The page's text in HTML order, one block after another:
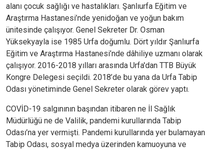
alanı çocuk sağlığı ve hastalıkları. Şanlıurfa Eğitim ve
Araştırma Hastanesi’nde yenidoğan ve yoğun bakım
ünitesinde çalışıyor. Genel Sekreter Dr. Osman
Yüksekyayla ise 1985 Urfa doğumlu. Dört yıldır Şanlıurfa
Eğitim ve Araştırma Hastanesi’nde dâhiliye uzmanı olarak
çalışıyor. 2016-2018 yılları arasında Urfa'dan TTB Büyük
Kongre Delegesi seçildi. 2018’de bu yana da Urfa Tabip
Odası yönetiminde Genel Sekreter olarak görev yaptı.
COVİD-19 salgınının başından itibaren ne İl Sağlık
Müdürlüğü ne de Valilik, pandemi kurullarında Tabip
Odası’na yer vermişti. Pandemi kurullarında yer bulamayan
Tabip Odası, sosyal medya üzerinden kamuoyuna ve